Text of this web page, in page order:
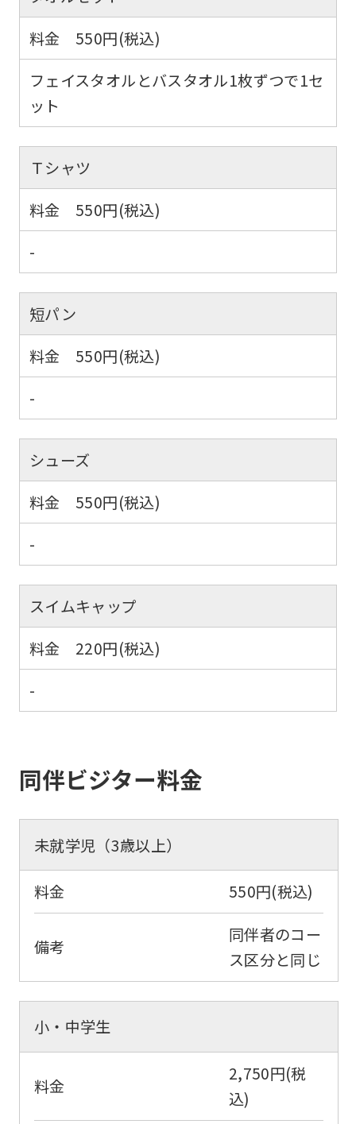
料金 550円(税込)
フェイスタオルとバスタオル1枚ずつで1セ
ット
Ｔシャツ
料金 550円(税込)
-
短パン
料金 550円(税込)
-
シューズ
料金 550円(税込)
-
スイムキャップ
料金 220円(税込)
-
同伴ビジター料金
未就学児（3歳以上）
料金 550円(税込)
備考
同伴者のコー
ス区分と同じ
小・中学生
料金
2,750円(税
込)